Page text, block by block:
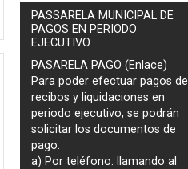
PASSARELA MUNICIPAL DE
PAGOS EN PERIODO
EJECUTIVO
PASARELA PAGO (Enlace)
Para poder efectuar pagos de
recibos y liquidaciones en
periodo ejecutivo, se podrán
solicitar los documentos de
pago:
a) Por teléfono: llamando al